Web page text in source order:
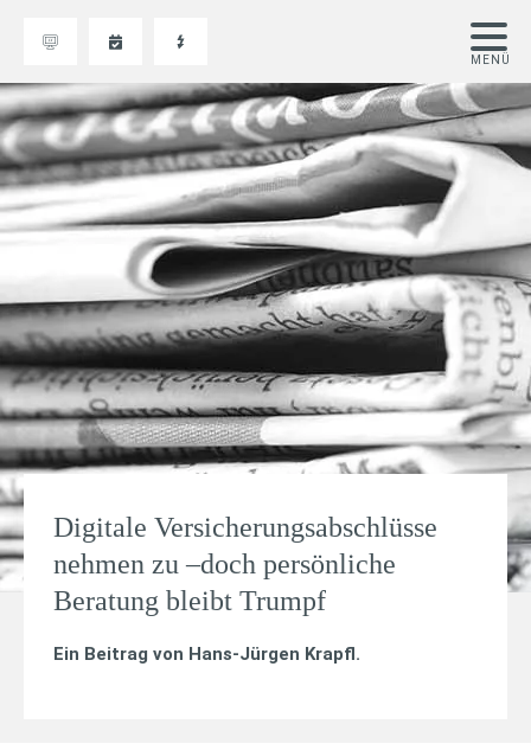
Digitale Versicherungsabschlüsse
nehmen zu –doch persönliche
Beratung bleibt Trumpf
Ein Beitrag von Hans-Jürgen Krapfl.